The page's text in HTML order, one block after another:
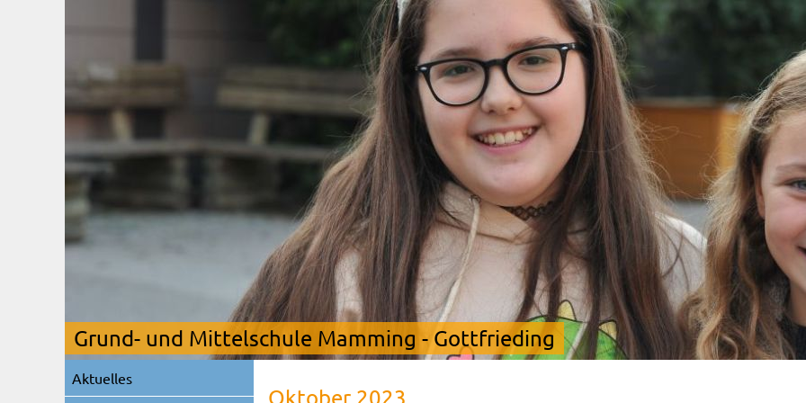
Grund- und Mittelschule Mamming - Gottfrieding
Oktober 2023
Navigation
überspringen
Aktuelles